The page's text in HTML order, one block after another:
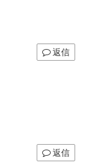
返信
返信